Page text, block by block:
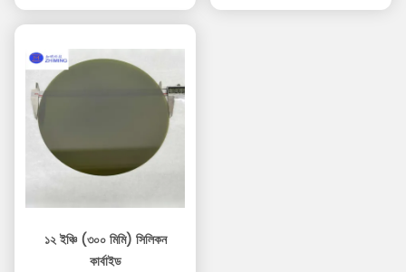
১২ ইঞ্চি (৩০০ মিমি) সিলিকন
কার্বাইড